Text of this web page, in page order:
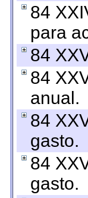
84
para
84
84
anual.
84
gasto.
84
gasto.